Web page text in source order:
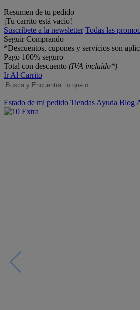
Resumen de tu pedido
¡Tu carrito está vacío!
Suscríbete a la newsletter Todas las
Seguir Comprando
*Descuentos, cupones y servicios son
Pago 100% seguro
Total con descuento (IVA incluido*)
Ir Al Carrito
Estado de mi pedido Tiendas Ayuda Blog